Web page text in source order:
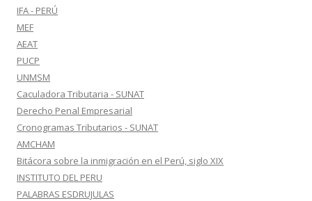
IFA - PERÚ
MEF
AEAT
PUCP
UNMSM
Caculadora Tributaria - SUNAT
Derecho Penal Empresarial
Cronogramas Tributarios - SUNAT
AMCHAM
Bitácora sobre la inmigración en el Perú, siglo XIX
INSTITUTO DEL PERU
PALABRAS ESDRUJULAS